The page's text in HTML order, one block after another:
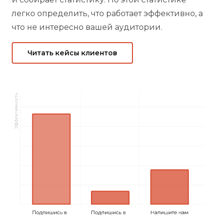
легко определить, что работает эффективно, а
что не интересно вашей аудитории.
Читать кейсы клиентов